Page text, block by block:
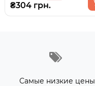
₴304 грн.
Самые низкие цены